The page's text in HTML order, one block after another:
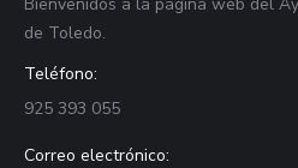
de Toledo.
Teléfono:
925 393 055
Correo electrónico: